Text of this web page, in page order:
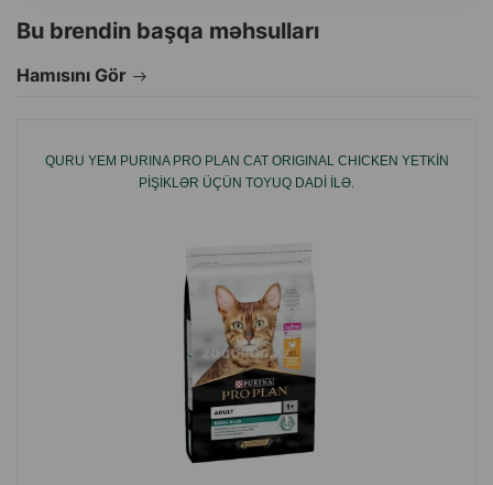
Bu brendin başqa məhsulları
Hamısını Gör
QURU YEM PURINA PRO PLAN CAT ORIGINAL CHICKEN YETKIN
PIŞIKLƏR ÜÇÜN TOYUQ DADI ILƏ.